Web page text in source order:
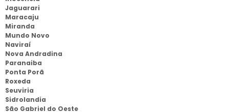
Jaguarari
Maracaju
Miranda
Mundo Novo
Naviraí
Nova Andradina
Paranaiba
Ponta Porã
Roxeda
Seuviria
Sidrolandia
São Gabriel do Oeste